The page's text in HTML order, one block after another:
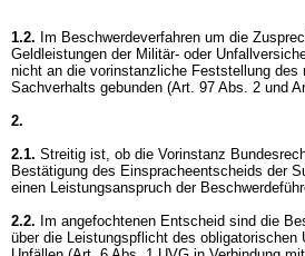
1.2. Im Beschwerdeverfahren um die
Geldleistungen der Militär- oder
nicht an die vorinstanzliche Feststellung des
Sachverhalts gebunden (Art. 97 Abs. 2 und
2.
2.1. Streitig ist, ob die Vorinstanz
Bestätigung des Einspracheentscheids der
einen Leistungsanspruch der
2.2. Im angefochtenen Entscheid sind die
über die Leistungspflicht des obligatorischen